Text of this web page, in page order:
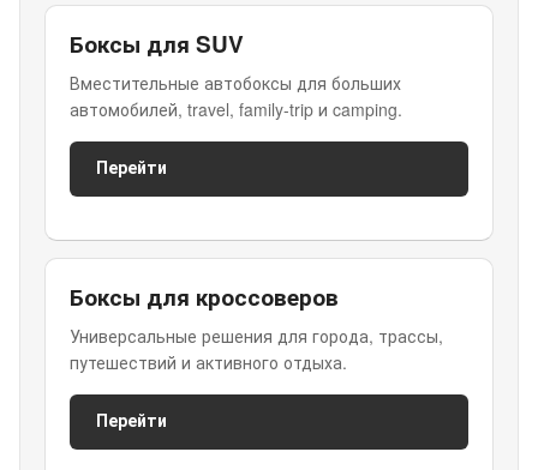
Боксы для SUV
Вместительные автобоксы для больших
автомобилей, travel, family-trip и camping.
Перейти
Боксы для кроссоверов
Универсальные решения для города, трассы,
путешествий и активного отдыха.
Перейти